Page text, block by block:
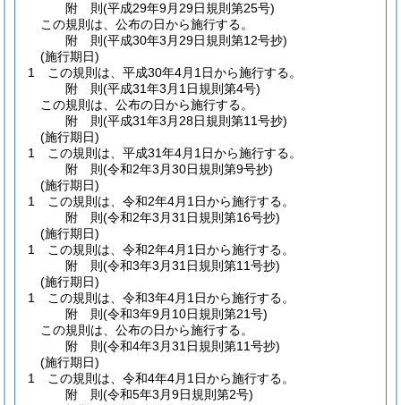
附 則(平成29年9月29日規則第25号)
この規則は、公布の日から施行する。
附 則(平成30年3月29日規則第12号抄)
(施行期日)
1
この規則は、平成30年4月1日から施行する。
附 則(平成31年3月1日規則第4号)
この規則は、公布の日から施行する。
附 則(平成31年3月28日規則第11号抄)
(施行期日)
1
この規則は、平成31年4月1日から施行する。
附 則(令和2年3月30日規則第9号抄)
(施行期日)
1
この規則は、令和2年4月1日から施行する。
附 則(令和2年3月31日規則第16号抄)
(施行期日)
1
この規則は、令和2年4月1日から施行する。
附 則(令和3年3月31日規則第11号抄)
(施行期日)
1
この規則は、令和3年4月1日から施行する。
附 則(令和3年9月10日規則第21号)
この規則は、公布の日から施行する。
附 則(令和4年3月31日規則第11号抄)
(施行期日)
1
この規則は、令和4年4月1日から施行する。
附 則(令和5年3月9日規則第2号)